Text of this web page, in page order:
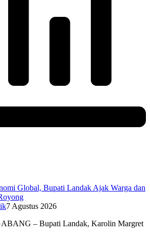
Global, Bupati Landak Ajak Warga dan
7 Agustus 2026
– Bupati Landak, Karolin Margret